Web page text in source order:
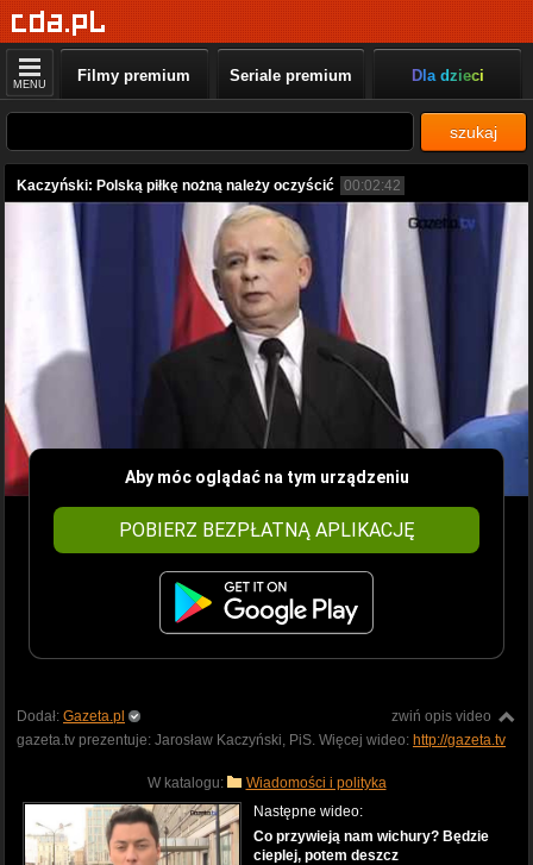
MENU Filmy premium Seriale premium Dla dzieci
szukaj
Kaczyński: Polską piłkę nożną należy oczyścić 00:02:42
Aby móc oglądać na tym urządzeniu
POBIERZ BEZPŁATNĄ APLIKACJĘ
zwiń opis video
Dodał: Gazeta.pl
gazeta.tv prezentuje: Jarosław Kaczyński, PiS. Więcej wideo: http://gazeta.tv
W katalogu: Wiadomości i polityka
Następne wideo:
Co przywieją nam wichury? Będzie
cieplej, potem deszcz